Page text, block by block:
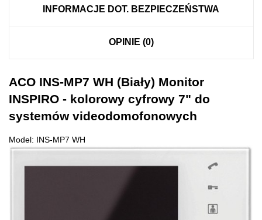
INFORMACJE DOT. BEZPIECZEŃSTWA
OPINIE (0)
ACO INS-MP7 WH (Biały) Monitor
INSPIRO - kolorowy cyfrowy 7" do
systemów videodomofonowych
Model: INS-MP7 WH